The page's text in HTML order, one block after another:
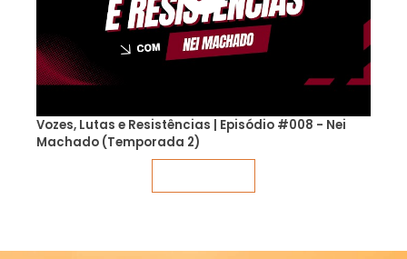
Vozes, Lutas e Resistências | Episódio #008 - Nei
Machado (Temporada 2)